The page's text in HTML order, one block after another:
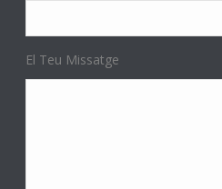
El Teu Missatge